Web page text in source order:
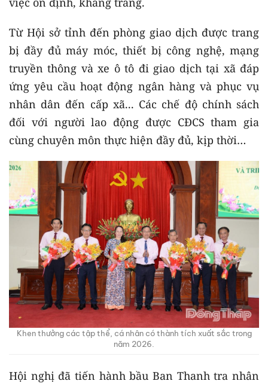
Từ Hội sở tỉnh đến phòng giao dịch được trang
bị đầy đủ máy móc, thiết bị công nghệ, mạng
truyền thông và xe ô tô đi giao dịch tại xã đáp
ứng yêu cầu hoạt động ngân hàng và phục vụ
nhân dân đến cấp xã... Các chế độ chính sách
đối với người lao động được CĐCS tham gia
cùng chuyên môn thực hiện đầy đủ, kịp thời…
Khen thưởng các tập thể, cá nhân có thành tích xuất sắc trong
năm 2026.
Hội nghị đã tiến hành bầu Ban Thanh tra nhân